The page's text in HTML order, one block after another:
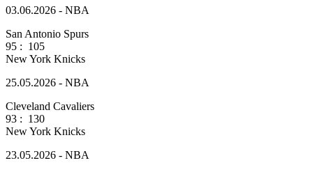
03.06.2026 - NBA
San Antonio Spurs
95 : 105
New York Knicks
25.05.2026 - NBA
Cleveland Cavaliers
93 : 130
New York Knicks
23.05.2026 - NBA